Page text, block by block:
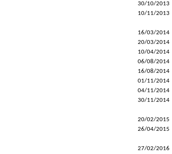
30/10/2013
10/11/2013
16/03/2014
20/03/2014
10/04/2014
06/08/2014
16/08/2014
01/11/2014
04/11/2014
30/11/2014
20/02/2015
26/04/2015
27/02/2016